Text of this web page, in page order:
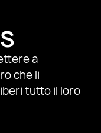
a
che li
tutto il loro